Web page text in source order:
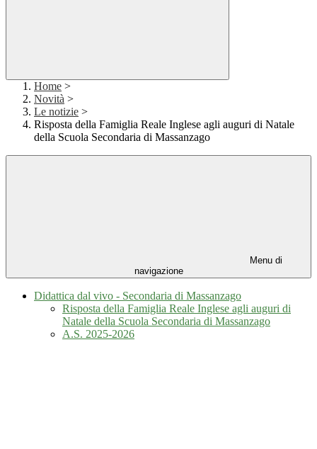
Home >
Novità >
Le notizie >
Risposta della Famiglia Reale Inglese agli auguri di Natale
della Scuola Secondaria di Massanzago
Menu di
navigazione
Didattica dal vivo - Secondaria di Massanzago
Risposta della Famiglia Reale Inglese agli auguri di
Natale della Scuola Secondaria di Massanzago
A.S. 2025-2026